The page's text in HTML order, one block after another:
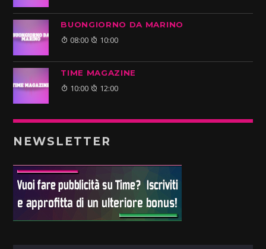
BUONGIORNO DA MARINO
08:00 10:00
TIME MAGAZINE
10:00 12:00
NEWSLETTER